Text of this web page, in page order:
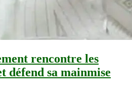
rencontre les
défend sa mainmise